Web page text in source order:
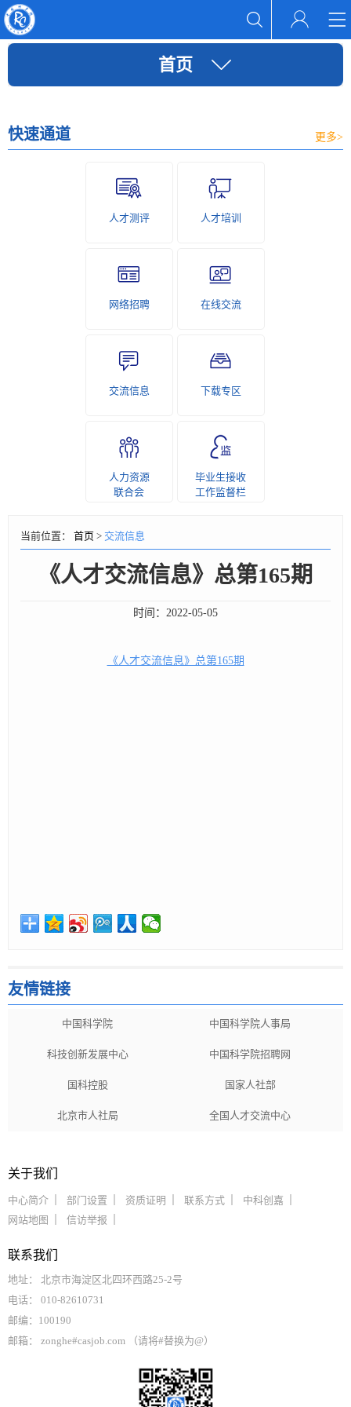
首页
快速通道 更多>
人才测评 人才培训
网络招聘 在线交流
交流信息 下载专区
人力资源
联合会
毕业生接收
工作监督栏
当前位置： 首页 > 交流信息
《人才交流信息》总第165期
时间： 2022-05-05
《人才交流信息》总第165期
友情链接
中国科学院 中国科学院人事局
科技创新发展中心 中国科学院招聘网
国科控股 国家人社部
北京市人社局 全国人才交流中心
关于我们
中心简介 部门设置 资质证明 联系方式
中科创嘉
网站地图
信访举报
联系我们
地址： 北京市海淀区北四环西路25-2号
电话： 010-82610731
邮编：100190
邮箱： zonghe#casjob.com （请将#替换为@）